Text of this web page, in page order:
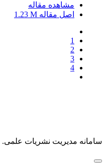
مشاهده مقاله
اصل مقاله 1.23 M
1
2
3
4
سامانه مدیریت نشریات علمی.